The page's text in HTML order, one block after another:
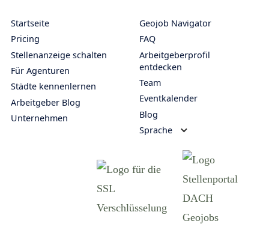
Startseite
Pricing
Stellenanzeige schalten
Für Agenturen
Städte kennenlernen
Arbeitgeber Blog
Unternehmen
Geojob Navigator
FAQ
Arbeitgeberprofil
entdecken
Team
Eventkalender
Blog
Sprache